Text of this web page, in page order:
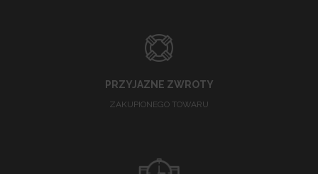
PRZYJAZNE ZWROTY
ZAKUPIONEGO TOWARU